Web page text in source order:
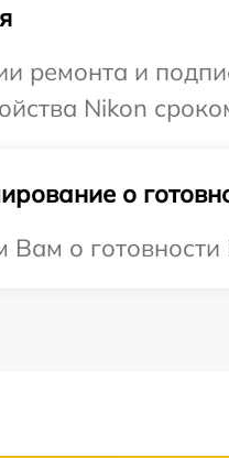
ремонта и
Nikon
о
о готовности